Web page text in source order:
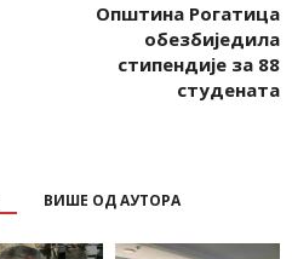
Општина Рогатица
обезбиједила
стипендије за 88
студената
ВИШЕ ОД АУТОРА